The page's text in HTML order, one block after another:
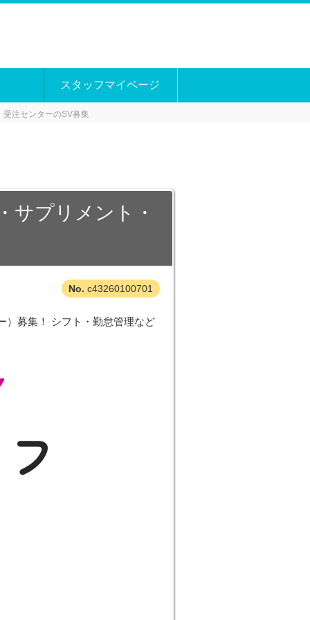
スタッフマイページ
注センターのSV募集
サプリメント・
c43260100701
）募集！ シフト・勤怠管理など